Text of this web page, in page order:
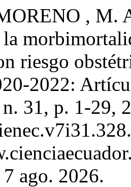
, M.
la
riesgo
2022:
31, p. 1-29,
ago. 2026.